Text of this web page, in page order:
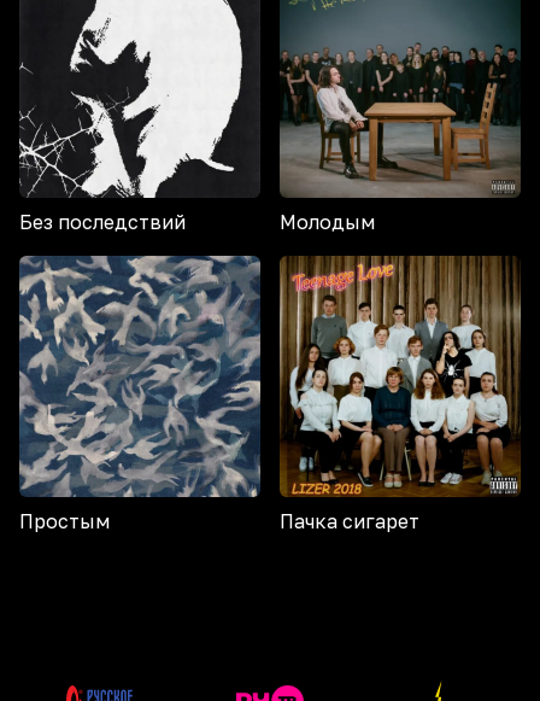
Без последствий Молодым
Простым Пачка сигарет